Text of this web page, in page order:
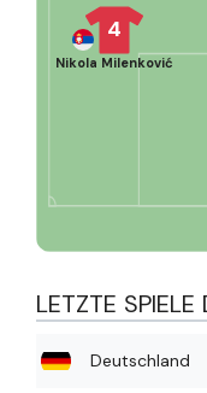
4
Nikola Milenković
LETZTE
Deutschland